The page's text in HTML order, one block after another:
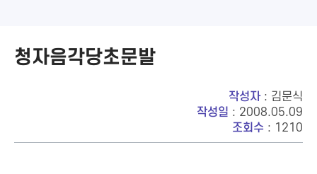
청자음각당초문발
작성자: 김문식
작성일 : 2008.05.09
조회수 : 1210